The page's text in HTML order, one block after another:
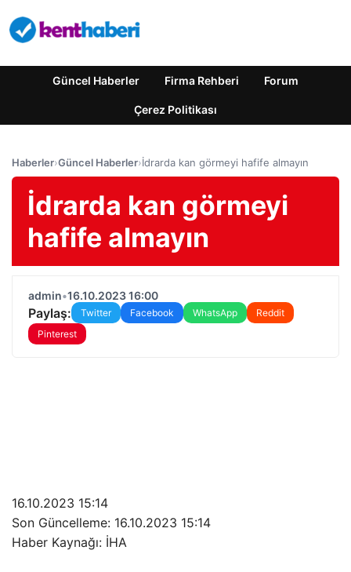
Güncel Haberler Firma Rehberi Forum
Çerez Politikası
Haberler›Güncel Haberler›İdrarda kan görmeyi hafife almayın
İdrarda kan görmeyi
hafife almayın
admin•16.10.2023 16:00
Paylaş: Twitter Facebook WhatsApp
Reddit
Pinterest
16.10.2023 15:14
Son Güncelleme: 16.10.2023 15:14
Haber Kaynağı: İHA